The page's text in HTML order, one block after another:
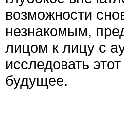
возможности
незнакомым,
лицом к лицу с
исследовать
будущее.